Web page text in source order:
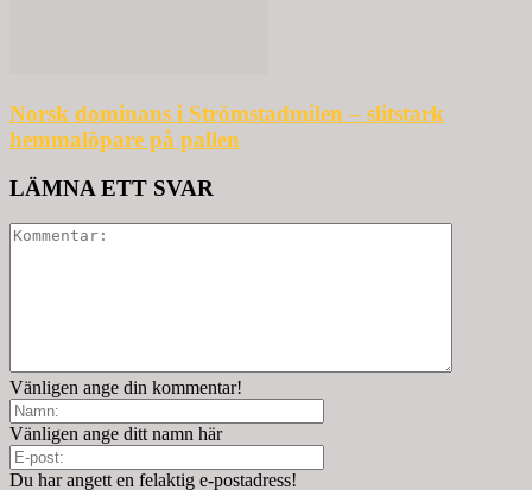
Norsk dominans i Strömstadmilen – slitstark
hemmalöpare på pallen
LÄMNA ETT SVAR
Vänligen ange din kommentar!
Vänligen ange ditt namn här
Du har angett en felaktig e-postadress!